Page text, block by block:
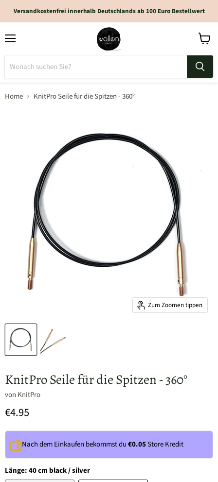
Versandkostenfrei innerhalb Deutschlands ab 100 Euro Bestellwert
Home KnitPro Seile für die Spitzen - 360°
Zum Zoomen tippen
KnitPro Seile für die Spitzen - 360°
von KnitPro
€4.95
Nach dem Einkaufen bekommst du€0.05Store Kredit
Länge:40 cm black / silver